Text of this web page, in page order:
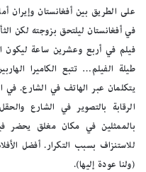
على الطريق بين أفغانستان وإيران
في أفغانستان ليلتحق بزوجته لكن
فيلم في أربع وعشرين ساعة ليكون
طيلة الفيلم… تتبع الكاميرا
يتكلمان عبر الهاتف في الشارع. في
الرقابة بالتصوير في الشارع
بالممثلين في مكان مغلق يحضر
للاستنزاف بسبب التكرار. أفضل
(ولنا عودة إليها).